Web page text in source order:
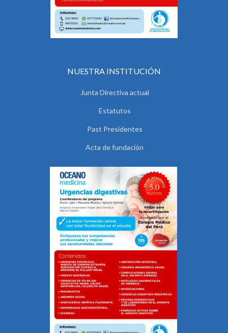
NUESTRA INSTITUCIÓN
Junta Directiva actual
Estatutos
Past Presidentes
Acta de fundación